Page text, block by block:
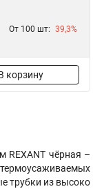
От 100 шт: 39,3%
корзину
REXANT чёрная –
трубки из высоко